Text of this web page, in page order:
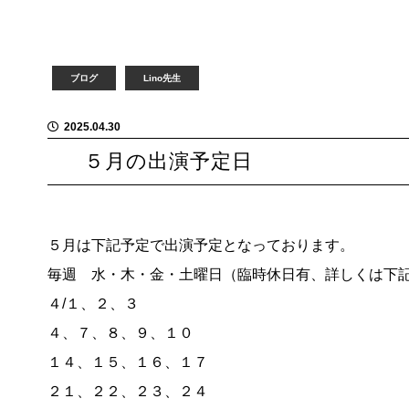
ブログ Lino先生
2025.04.30
５月の出演予定日
５月は下記予定で出演予定となっております。
毎週 水・木・金・土曜日（臨時休日有、詳しくは下
４/１、２、３
４、７、８、９、１０
１４、１５、１６、１７
２１、２２、２３、２４